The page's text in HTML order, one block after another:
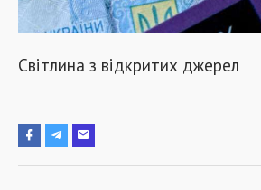
Світлина з відкритих джерел